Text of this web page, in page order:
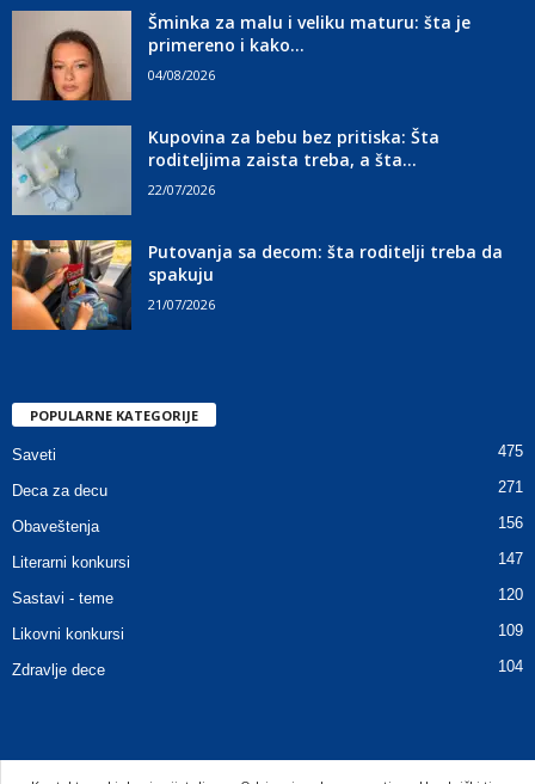
Šminka za malu i veliku maturu: šta je
primereno i kako...
04/08/2026
Kupovina za bebu bez pritiska: Šta
roditeljima zaista treba, a šta...
22/07/2026
Putovanja sa decom: šta roditelji treba da
spakuju
21/07/2026
POPULARNE KATEGORIJE
Saveti 475
Deca za decu 271
Obaveštenja 156
Literarni konkursi 147
Sastavi - teme 120
Likovni konkursi 109
Zdravlje dece 104